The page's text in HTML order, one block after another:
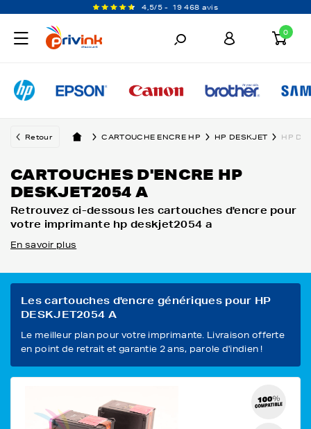
4,5/5 - 19 468 avis
0
Retour CARTOUCHE ENCRE HP HP DESKJET HP
CARTOUCHES D'ENCRE HP
DESKJET2054 A
Retrouvez ci-dessous les cartouches d'encre pour
votre imprimante hp deskjet2054 a
En savoir plus
Les cartouches d'encre génériques pour HP
DESKJET2054 A
Le meilleur plan pour votre imprimante. Livraison offerte
en point de retrait et garantie 2 ans, parole d'indien !